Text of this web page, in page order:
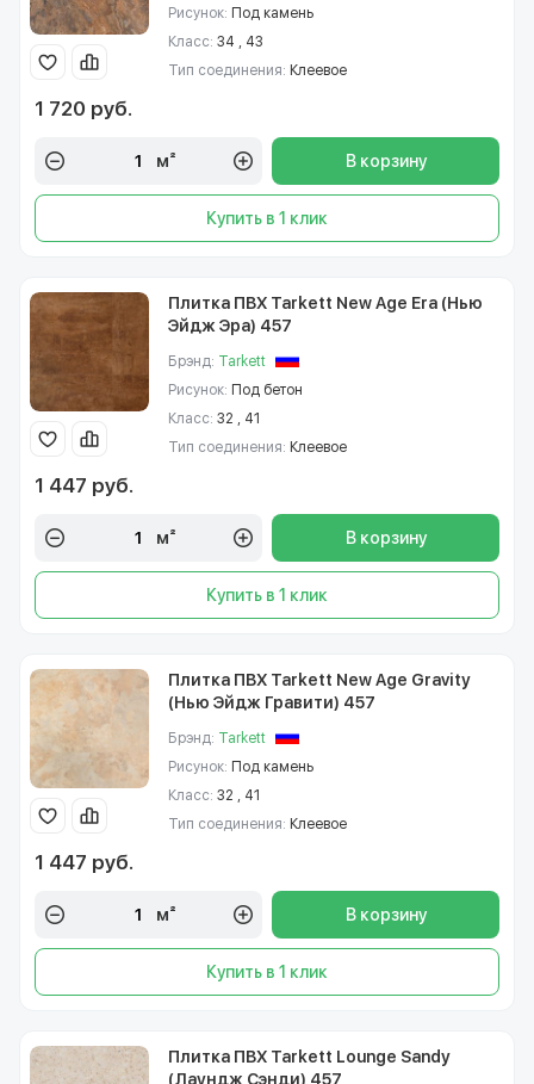
Рисунок: Под камень
Класс: 34 , 43
Тип соединения: Клеевое
1 720 руб.
м² В корзину
Купить в 1 клик
Плитка ПВХ Tarkett New Age Era (Нью
Эйдж Эра) 457
Брэнд: Tarkett
Рисунок: Под бетон
Класс: 32 , 41
Тип соединения: Клеевое
1 447 руб.
м² В корзину
Купить в 1 клик
Плитка ПВХ Tarkett New Age Gravity
(Нью Эйдж Гравити) 457
Брэнд: Tarkett
Рисунок: Под камень
Класс: 32 , 41
Тип соединения: Клеевое
1 447 руб.
м² В корзину
Купить в 1 клик
Плитка ПВХ Tarkett Lounge Sandy
(Лаундж Сэнди) 457